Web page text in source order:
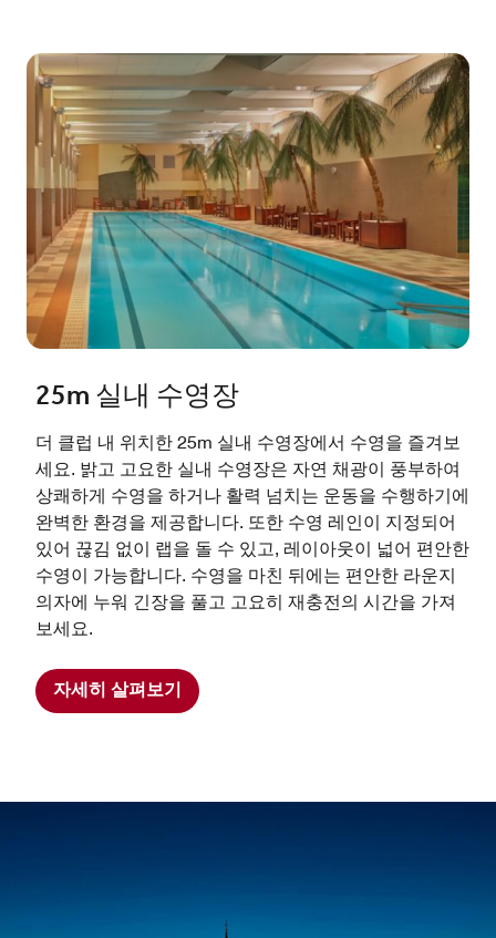
25m 실내 수영장
더 클럽 내 위치한 25m 실내 수영장에서 수영을 즐겨보
세요. 밝고 고요한 실내 수영장은 자연 채광이 풍부하여
상쾌하게 수영을 하거나 활력 넘치는 운동을 수행하기에
완벽한 환경을 제공합니다. 또한 수영 레인이 지정되어
있어 끊김 없이 랩을 돌 수 있고, 레이아웃이 넓어 편안한
수영이 가능합니다. 수영을 마친 뒤에는 편안한 라운지
의자에 누워 긴장을 풀고 고요히 재충전의 시간을 가져
보세요.
자세히 살펴보기